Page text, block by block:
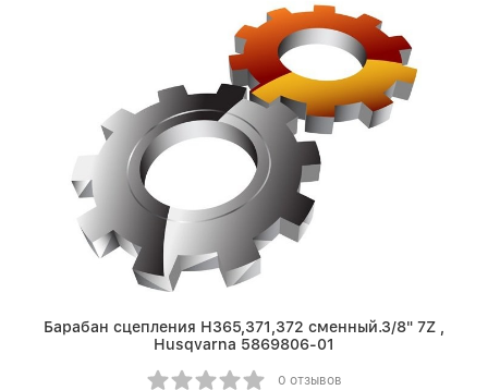
Барабан сцепления Н365,371,372 сменный.3/8" 7Z ,
Husqvarna 5869806-01
0 отзывов